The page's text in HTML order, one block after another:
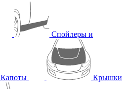
Спойлеры и
Капоты Крышки